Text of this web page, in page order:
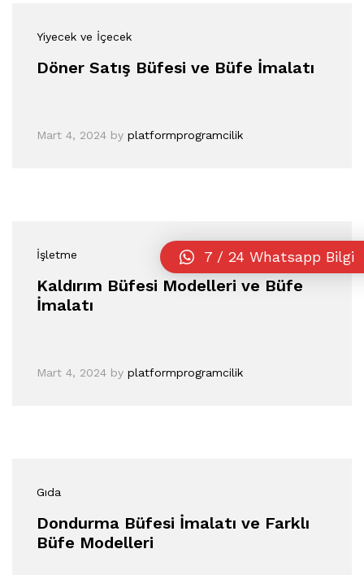
Yiyecek ve İçecek
Döner Satış Büfesi ve Büfe İmalatı
Mart 4, 2024 by platformprogramcilik
İşletme
Kaldırım Büfesi Modelleri ve Büfe
İmalatı
Mart 4, 2024 by platformprogramcilik
Gıda
Dondurma Büfesi İmalatı ve Farklı
Büfe Modelleri
7 / 24 Whatsapp Bilgi